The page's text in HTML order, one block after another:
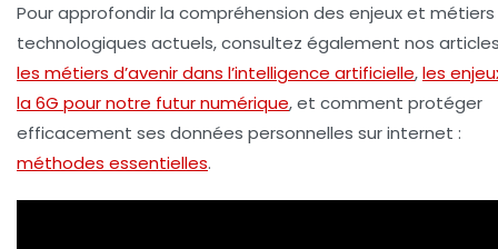
Pour approfondir la compréhension des enjeux et métiers
technologiques actuels, consultez également nos
les métiers d’avenir dans l’intelligence artificielle,les
la 6G pour notre futur numérique, et comment protéger
efficacement ses données personnelles sur internet :
méthodes essentielles.